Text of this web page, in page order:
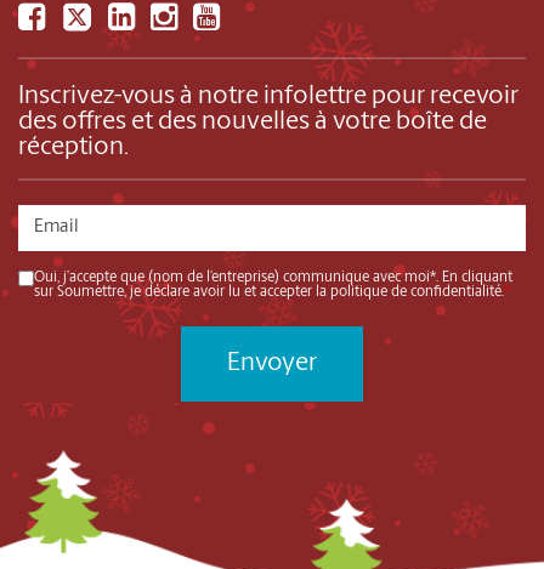
Inscrivez-vous à notre infolettre pour recevoir
des offres et des nouvelles à votre boîte de
réception.
Oui, j’accepte que (nom de l’entreprise) communique avec moi*. En cliquant
sur Soumettre, je déclare avoir lu et accepter la politique de confidentialité.*